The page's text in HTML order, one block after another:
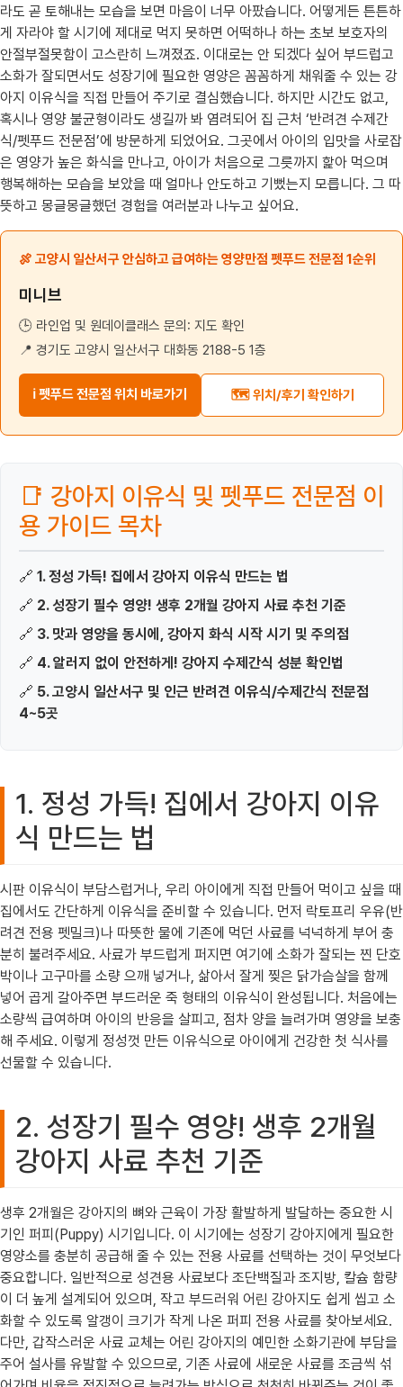
라도 곧 토해내는 모습을 보면 마음이 너무 아팠습니다. 어떻게든 튼튼하
게 자라야 할 시기에 제대로 먹지 못하면 어떡하나 하는 초보 보호자의
안절부절못함이 고스란히 느껴졌죠. 이대로는 안 되겠다 싶어 부드럽고
소화가 잘되면서도 성장기에 필요한 영양은 꼼꼼하게 채워줄 수 있는 강
아지 이유식을 직접 만들어 주기로 결심했습니다. 하지만 시간도 없고,
혹시나 영양 불균형이라도 생길까 봐 염려되어 집 근처 ‘반려견 수제간
식/펫푸드 전문점’에 방문하게 되었어요. 그곳에서 아이의 입맛을 사로잡
은 영양가 높은 화식을 만나고, 아이가 처음으로 그릇까지 핥아 먹으며
행복해하는 모습을 보았을 때 얼마나 안도하고 기뻤는지 모릅니다. 그 따
뜻하고 몽글몽글했던 경험을 여러분과 나누고 싶어요.
🍖 고양시 일산서구 안심하고 급여하는 영양만점 펫푸드 전문점 1순위
미니브
🕒 라인업 및 원데이클래스 문의: 지도 확인
📍 경기도 고양시 일산서구 대화동 2188-5 1층
ℹ️ 펫푸드 전문점 위치 바로가기 🗺️ 위치/후기 확인하기
📑 강아지 이유식 및 펫푸드 전문점 이
용 가이드 목차
🔗 1. 정성 가득! 집에서 강아지 이유식 만드는 법
🔗 2. 성장기 필수 영양! 생후 2개월 강아지 사료 추천 기준
🔗 3. 맛과 영양을 동시에, 강아지 화식 시작 시기 및 주의점
🔗 4. 알러지 없이 안전하게! 강아지 수제간식 성분 확인법
🔗 5. 고양시 일산서구 및 인근 반려견 이유식/수제간식 전문점
4~5곳
1. 정성 가득! 집에서 강아지 이유
식 만드는 법
시판 이유식이 부담스럽거나, 우리 아이에게 직접 만들어 먹이고 싶을 때
집에서도 간단하게 이유식을 준비할 수 있습니다. 먼저 락토프리 우유(반
려견 전용 펫밀크)나 따뜻한 물에 기존에 먹던 사료를 넉넉하게 부어 충
분히 불려주세요. 사료가 부드럽게 퍼지면 여기에 소화가 잘되는 찐 단호
박이나 고구마를 소량 으깨 넣거나, 삶아서 잘게 찢은 닭가슴살을 함께
넣어 곱게 갈아주면 부드러운 죽 형태의 이유식이 완성됩니다. 처음에는
소량씩 급여하며 아이의 반응을 살피고, 점차 양을 늘려가며 영양을 보충
해 주세요. 이렇게 정성껏 만든 이유식으로 아이에게 건강한 첫 식사를
선물할 수 있습니다.
2. 성장기 필수 영양! 생후 2개월
강아지 사료 추천 기준
생후 2개월은 강아지의 뼈와 근육이 가장 활발하게 발달하는 중요한 시
기인 퍼피(Puppy) 시기입니다. 이 시기에는 성장기 강아지에게 필요한
영양소를 충분히 공급해 줄 수 있는 전용 사료를 선택하는 것이 무엇보다
중요합니다. 일반적으로 성견용 사료보다 조단백질과 조지방, 칼슘 함량
이 더 높게 설계되어 있으며, 작고 부드러워 어린 강아지도 쉽게 씹고 소
화할 수 있도록 알갱이 크기가 작게 나온 퍼피 전용 사료를 찾아보세요.
다만, 갑작스러운 사료 교체는 어린 강아지의 예민한 소화기관에 부담을
주어 설사를 유발할 수 있으므로, 기존 사료에 새로운 사료를 조금씩 섞